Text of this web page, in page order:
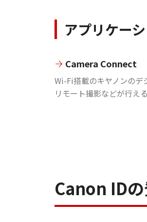
アプリケー
Camera Connect
Wi-Fi搭載のキヤノンのデ
リモート撮影などが行え
Canon ID